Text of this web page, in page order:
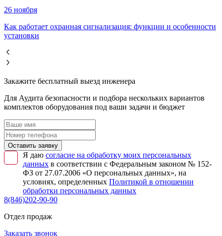
26 ноября
Как работает охранная сигнализация: функции и особенности
установки
Закажите бесплатный выезд инженера
Для Аудита безопасности и подбора нескольких вариантов
комплектов оборудования под ваши задачи и бюджет
Оставить заявку
Я даю согласие на обработку моих персональных
данных в соответствии с Федеральным законом № 152-
ФЗ от 27.07.2006 «О персональных данных», на
условиях, определенных Политикой в отношении
обработки персональных данных
8(846)202-90-90
Отдел продаж
Заказать звонок